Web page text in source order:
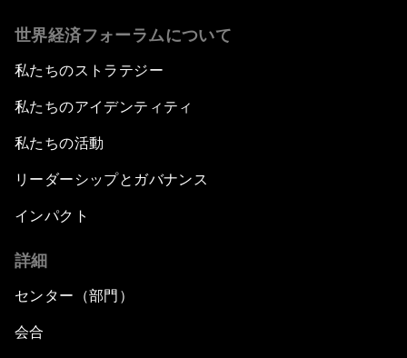
世界経済フォーラムについて
私たちのストラテジー
私たちのアイデンティティ
私たちの活動
リーダーシップとガバナンス
インパクト
詳細
センター（部門）
会合